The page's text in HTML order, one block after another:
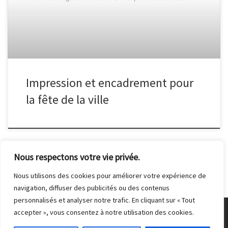
Nous respectons votre vie privée.
Nous utilisons des cookies pour améliorer votre expérience de
navigation, diffuser des publicités ou des contenus
personnalisés et analyser notre trafic. En cliquant sur « Tout
accepter », vous consentez à notre utilisation des cookies.
Impression et encadrement pour
la fête de la ville
© 2026Club Photo de Malakoff– Tous droits réservés